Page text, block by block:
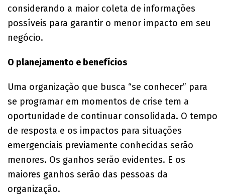
considerando a maior coleta de informações
possíveis para garantir o menor impacto em seu
negócio.
O planejamento e benefícios
Uma organização que busca “se conhecer” para
se programar em momentos de crise tem a
oportunidade de continuar consolidada. O tempo
de resposta e os impactos para situações
emergenciais previamente conhecidas serão
menores. Os ganhos serão evidentes. E os
maiores ganhos serão das pessoas da
organização.